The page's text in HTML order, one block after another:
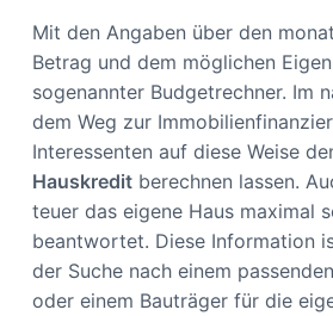
Mit den Angaben über den
Betrag und dem möglichen
sogenannter Budgetrechner. Im
dem Weg zur
Interessenten auf diese Weise
Hauskreditberechnen lassen.
teuer das eigene Haus maximal
beantwortet. Diese Information
der Suche nach einem
oder einem Bauträger für die